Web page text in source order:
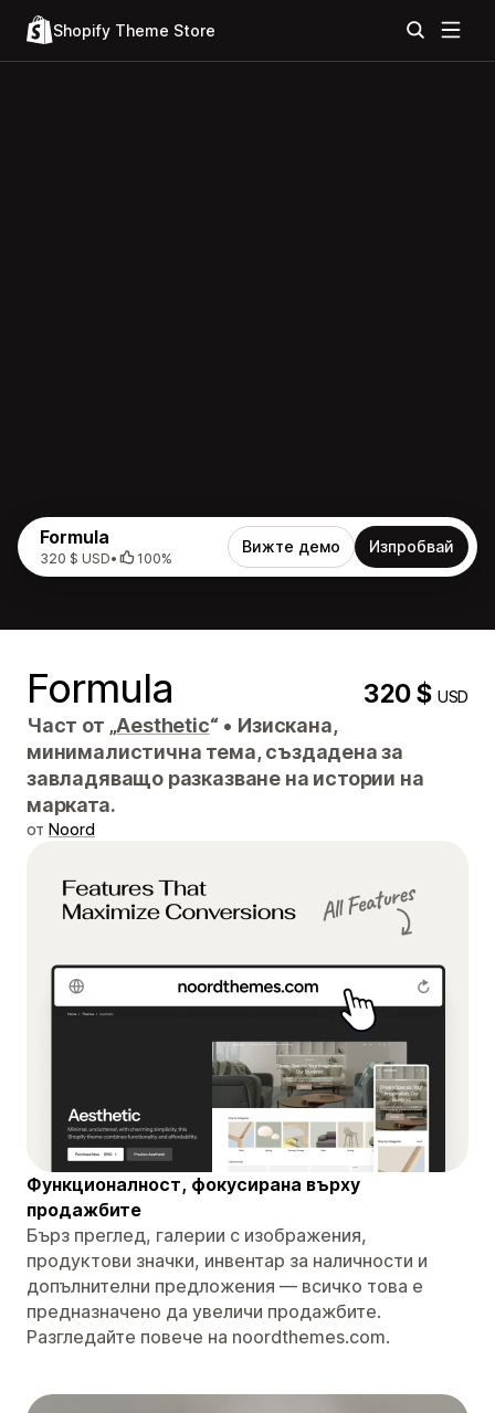
Shopify Theme Store
Formula
320 $ USD• 100%
Вижте демо Изпробвай
Formula 320 $USD
Част от „Aesthetic“ • Изискана,
минималистична тема, създадена за
завладяващо разказване на истории на
марката.
от Noord
Функционалност, фокусирана върху
продажбите
Бърз преглед, галерии с изображения,
продуктови значки, инвентар за наличности и
допълнителни предложения — всичко това е
предназначено да увеличи продажбите.
Разгледайте повече на noordthemes.com.